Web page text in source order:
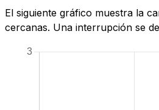
El siguiente gráfico muestra la
cercanas. Una interrupción se